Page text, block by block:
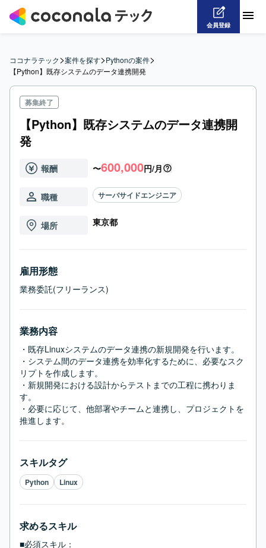
会員登録
ココナラテック>案件を探す>Pythonの案件>
【Python】既存システムのデータ連携開発
募集終了
【Python】既存システムのデータ連携開
発
報酬 〜600,000円/月
職種 サーバサイドエンジニア
場所 東京都
雇用形態
業務委託(フリーランス)
業務内容
・既存Linuxシステムのデータ連携の新規開発を行います。
・システム間のデータ連携を効率化するために、必要なスク
リプトを作成します。
・新規開発における設計からテストまでの工程に携わりま
す。
・必要に応じて、他部署やチームと連携し、プロジェクトを
推進します。
スキルタグ
Python Linux
求めるスキル
■必須スキル：